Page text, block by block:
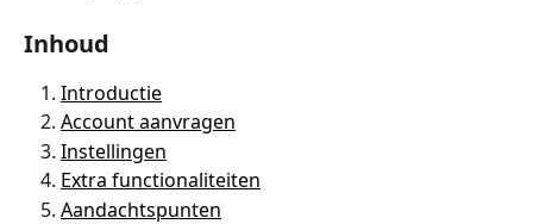
Inhoud
Introductie
Account aanvragen
Instellingen
Extra functionaliteiten
Aandachtspunten